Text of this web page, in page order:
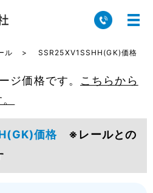
ル SSR25XV1SSHH(GK)価格
ジ価格です。 こちらから
価格 ※レールとの